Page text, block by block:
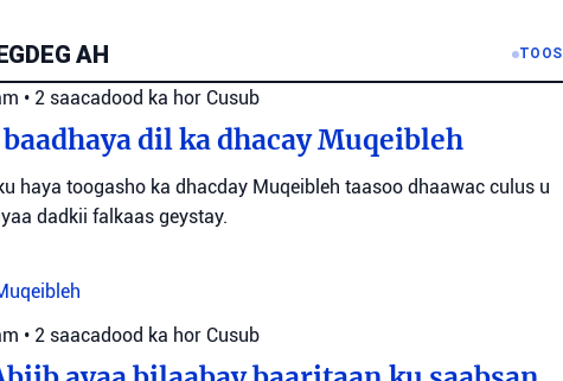
AH TOOS
• 2 saacadood ka hor Cusub
dil ka dhacay Muqeibleh
haya toogasho ka dhacday Muqeibleh taasoo dhaawac culus u
dadkii falkaas geystay.
• 2 saacadood ka hor Cusub